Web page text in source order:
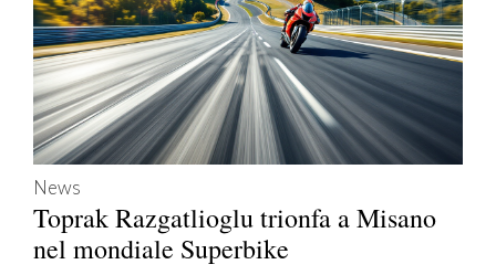
News
Toprak Razgatlioglu trionfa a Misano
nel mondiale Superbike